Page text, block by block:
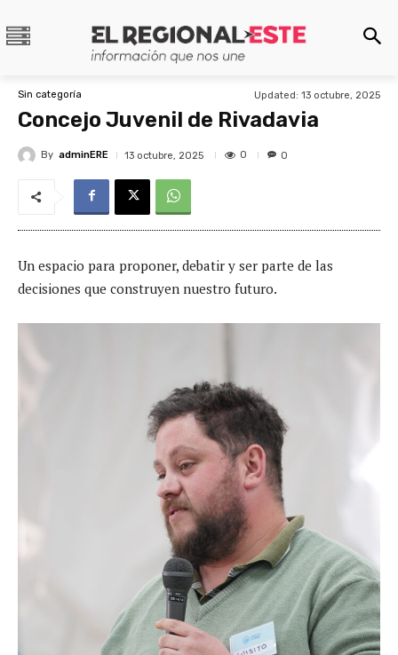
Sin categoría Updated: 13 octubre, 2025
Concejo Juvenil de Rivadavia
By adminERE 13 octubre, 2025 0 0
Un espacio para proponer, debatir y ser parte de las
decisiones que construyen nuestro futuro.